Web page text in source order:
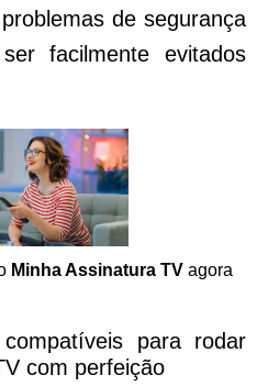
de segurança
facilmente evitados
Minha Assinatura TV agora
para rodar
com perfeição